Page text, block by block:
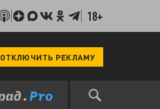
18+
ОТКЛЮЧИТЬ РЕКЛАМУ